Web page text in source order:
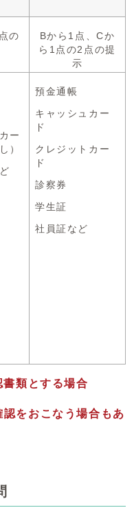
の
Bから1点、Cか
ら1点の2点の提
示
ー
）
預金通帳
キャッシュカー
ド
クレジットカー
ド
診察券
学生証
社員証など
書類とする場合
をおこなう場合もあ